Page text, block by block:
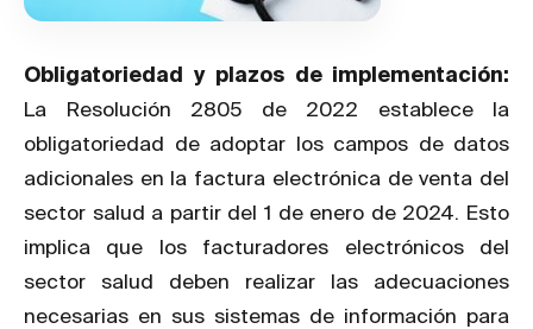
Obligatoriedad y plazos de implementación:
La Resolución 2805 de 2022 establece la
obligatoriedad de adoptar los campos de datos
adicionales en la factura electrónica de venta del
sector salud a partir del 1 de enero de 2024. Esto
implica que los facturadores electrónicos del
sector salud deben realizar las adecuaciones
necesarias en sus sistemas de información para